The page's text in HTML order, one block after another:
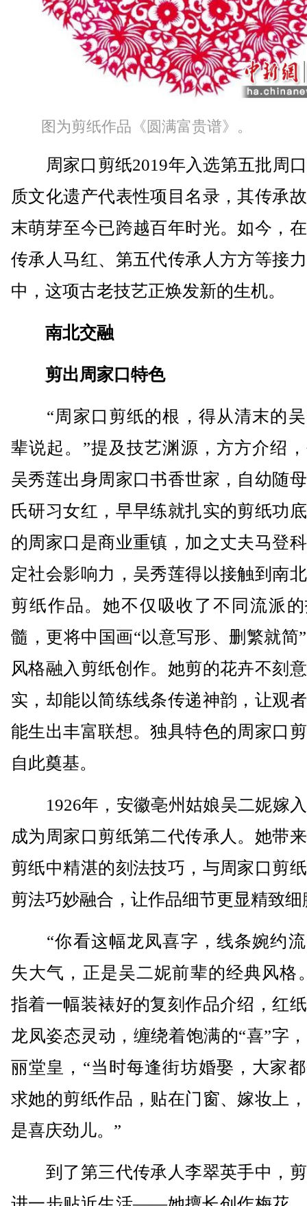
图为剪纸作品《圆满富贵谱》。
周家口剪纸2019年入选第五批周
质文化遗产代表性项目名录，其传承
末萌芽至今已跨越百年时光。如今，
传承人马红、第五代传承人方方等接
中，这项古老技艺正焕发新的生机。
南北交融
剪出周家口特色
“周家口剪纸的根，得从清末的吴
辈说起。”提及技艺渊源，方方介绍
吴秀莲出身周家口书香世家，自幼随
氏研习女红，早早练就扎实的剪纸功
的周家口是商业重镇，加之丈夫马登
定社会影响力，吴秀莲得以接触到南
剪纸作品。她不仅吸收了不同流派
髓，更将中国画“以意写形、删繁就简
风格融入剪纸创作。她剪的花卉不刻
实，却能以简练线条传递神韵，让观
能生出丰富联想。独具特色的周家口
自此奠基。
1926年，安徽亳州姑娘吴二妮嫁
成为周家口剪纸第二代传承人。她带
剪纸中精湛的刻法技巧，与周家口剪
剪法巧妙融合，让作品细节更显精致细
“你看这幅龙凤喜字，线条婉约流
失大气，正是吴二妮前辈的经典风格
指着一幅装裱好的复刻作品介绍，红
龙凤姿态灵动，缠绕着饱满的“喜”字
丽堂皇，“当时每逢街坊婚娶，大家
求她的剪纸作品，贴在门窗、嫁妆上
是喜庆劲儿。”
到了第三代传承人李翠英手中，